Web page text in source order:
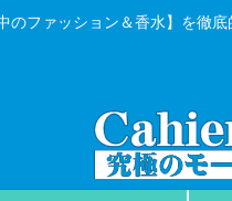
のファッション＆香水】を徹